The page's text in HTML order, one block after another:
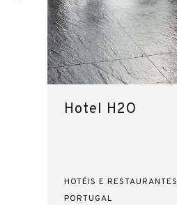
Hotel H2O
HOTÉIS E RESTAURANTES
PORTUGAL